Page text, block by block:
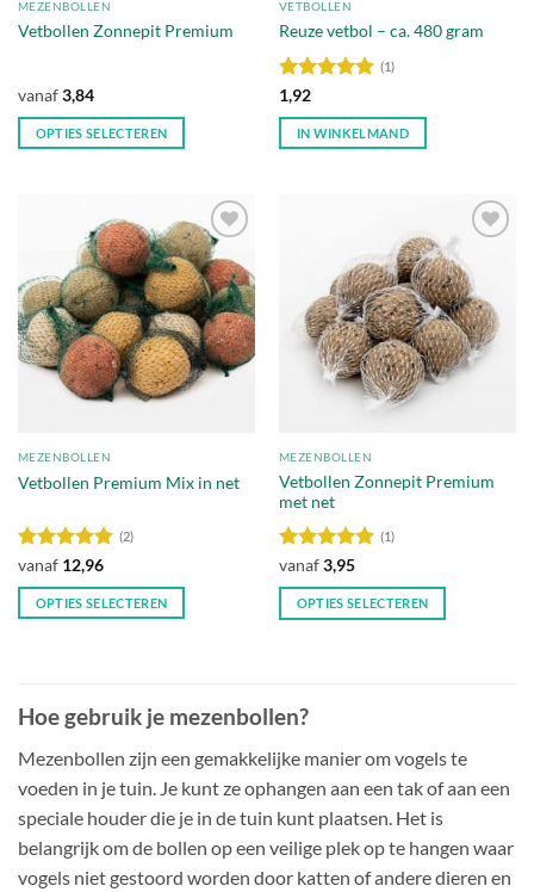
productpagina
productpagina
MEZENBOLLEN
Vetbollen Zonnepit Premium
vanaf3,84
OPTIES SELECTEREN
meerdere
variaties.
Deze
optie
kan
gekozen
worden
productpagina
VETBOLLEN
Reuze vetbol – ca. 480 gram
Waardering
5uit 5
(1)
1,92
IN WINKELMAND
Toevoegen
aan
verlanglijst
MEZENBOLLEN
Vetbollen Premium Mix in net
Waardering
5uit 5
(2)
vanaf 12,96
OPTIES SELECTEREN
meerdere
variaties.
Deze
gekozen
worden
op
Toevoegen
aan
verlanglijst
MEZENBOLLEN
Vetbollen Zonnepit Premium
met net
Waardering
5uit 5
(1)
vanaf3,95
OPTIES SELECTEREN
meerdere
variaties.
Deze
kan
gekozen
worden
op
Hoe gebruik je mezenbollen?
Mezenbollen zijn een gemakkelijke manier om vogels te
voeden in je tuin. Je kunt ze ophangen aan een tak of aan een
speciale houder die je in de tuin kunt plaatsen. Het is
belangrijk om de bollen op een veilige plek op te hangen waar
vogels niet gestoord worden door katten of andere dieren en